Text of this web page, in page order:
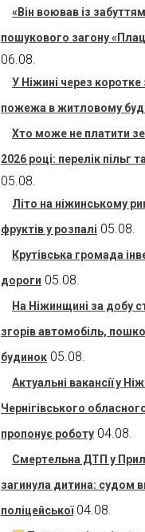
«Він воював із
пошукового загону
06.08.
У Ніжині через
пожежа в житловому
Хто може не платити
2026 році: перелік пільг
05.08.
Літо на ніжинському
фруктів у розпалі 05.08.
Крутівська громада
дороги 05.08.
На Ніжинщині за добу
згорів автомобіль,
будинок 05.08.
Актуальні вакансії у
Чернігівського
пропонує роботу 04.08.
Смертельна ДТП у
загинула дитина: судом
поліцейської 04.08.